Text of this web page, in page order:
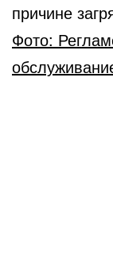
причине
Фото: